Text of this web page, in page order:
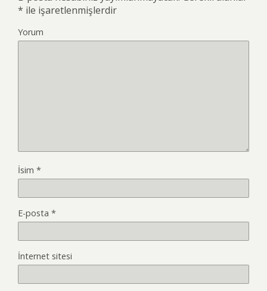
* ile işaretlenmişlerdir
Yorum
İsim *
E-posta *
İnternet sitesi